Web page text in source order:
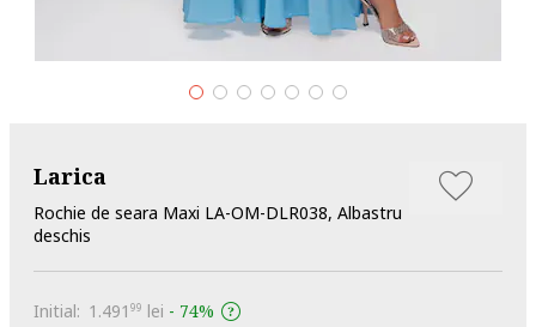
Larica
Rochie de seara Maxi LA-OM-DLR038, Albastru
deschis
Initial: 1.491 99 lei - 74%